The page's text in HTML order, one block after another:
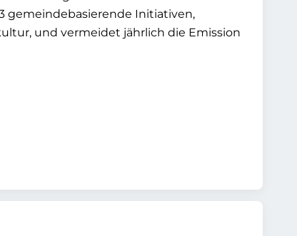
gemeindebasierende Initiativen,
und vermeidet jährlich die Emission